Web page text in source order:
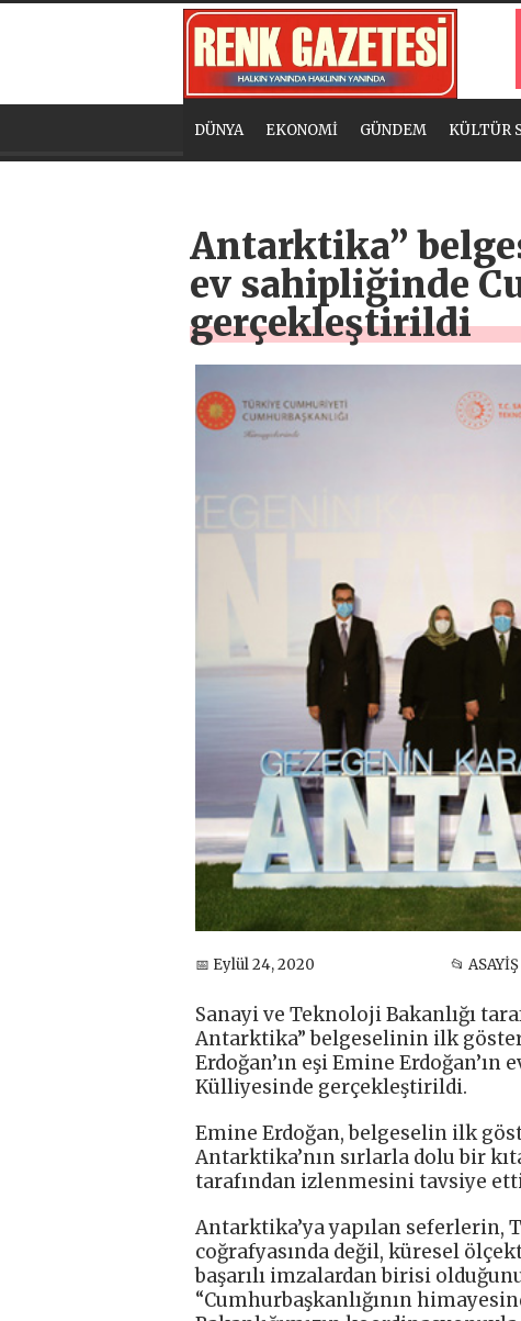
DÜNYA EKONOMİ GÜNDEM KÜLTÜR
Antarktika”
ev sahipliğinde
gerçekleştirildi
📅 Eylül 24, 2020 📂 ASAYİŞ
Sanayi ve Teknoloji Bakanlığı
Antarktika” belgeselinin ilk
Erdoğan’ın eşi Emine
Külliyesinde gerçekleştirildi.
Emine Erdoğan, belgeselin ilk
Antarktika’nın sırlarla dolu bir
tarafından izlenmesini tavsiye
Antarktika’ya yapılan seferlerin,
coğrafyasında değil, küresel
başarılı imzalardan birisi
“Cumhurbaşkanlığının